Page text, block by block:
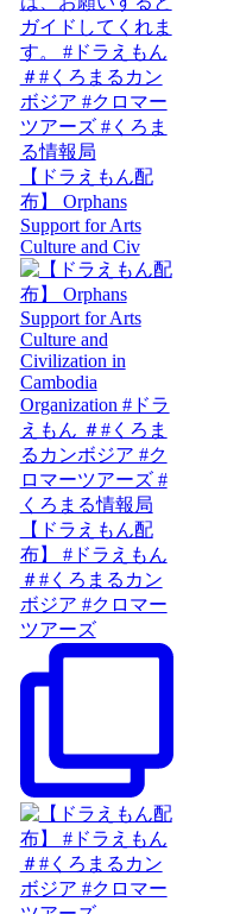
【ドラえもん配
布】 Orphans
Support for Arts
Culture and Civ
【ドラえもん配
布】 #ドラえもん
＃#くろまるカン
ボジア #クロマー
ツアーズ